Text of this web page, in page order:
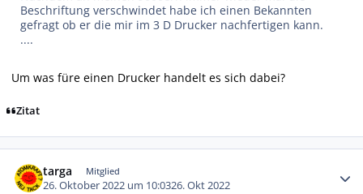
Beschriftung verschwindet habe ich einen Bekannten
gefragt ob er die mir im 3 D Drucker nachfertigen kann.
....
Um was füre einen Drucker handelt es sich dabei?
Zitat
targa Mitglied
26. Oktober 2022 um 10:0326. Okt 2022